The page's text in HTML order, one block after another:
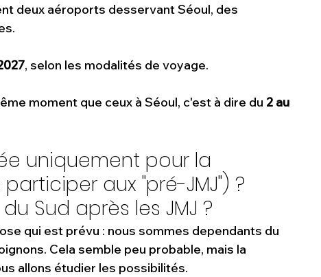
deux aéroports desservant Séoul, des
, selon les modalités de voyage.
moment que ceux à Séoul, c'est à dire du 2 au
uniquement pour la
aux "pré-JMJ") ?
Sud après les JMJ ?
qui est prévu : nous sommes dependants du
Cela semble peu probable, mais la
allons étudier les possibilités.